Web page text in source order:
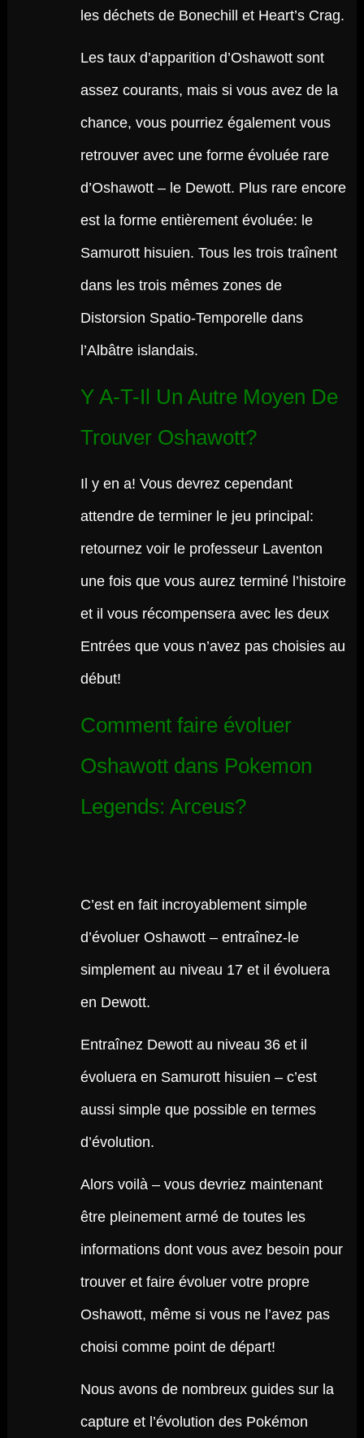
les déchets de Bonechill et Heart’s Crag.
Les taux d’apparition d’Oshawott sont
assez courants, mais si vous avez de la
chance, vous pourriez également vous
retrouver avec une forme évoluée rare
d’Oshawott – le Dewott. Plus rare encore
est la forme entièrement évoluée: le
Samurott hisuien. Tous les trois traînent
dans les trois mêmes zones de
Distorsion Spatio-Temporelle dans
l’Albâtre islandais.
Y A-T-Il Un Autre Moyen De
Trouver Oshawott?
Il y en a! Vous devrez cependant
attendre de terminer le jeu principal:
retournez voir le professeur Laventon
une fois que vous aurez terminé l’histoire
et il vous récompensera avec les deux
Entrées que vous n’avez pas choisies au
début!
Comment faire évoluer
Oshawott dans Pokemon
Legends: Arceus?
C’est en fait incroyablement simple
d’évoluer Oshawott – entraînez-le
simplement au niveau 17 et il évoluera
en Dewott.
Entraînez Dewott au niveau 36 et il
évoluera en Samurott hisuien – c’est
aussi simple que possible en termes
d’évolution.
Alors voilà – vous devriez maintenant
être pleinement armé de toutes les
informations dont vous avez besoin pour
trouver et faire évoluer votre propre
Oshawott, même si vous ne l’avez pas
choisi comme point de départ!
Nous avons de nombreux guides sur la
capture et l’évolution des Pokémon